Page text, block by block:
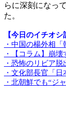
らに深刻になっ
た。
【今日のイチオシ
・中国の楊外相
・【コラム】崩
・恐怖のリビア
・文化部長官「日
・北朝鮮でも“ジ